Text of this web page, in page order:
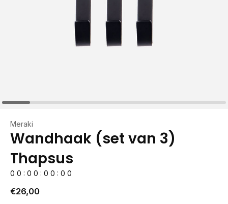
Meraki
Wandhaak (set van 3)
Thapsus
0 0 : 0 0 : 0 0 : 0 0
€26,00